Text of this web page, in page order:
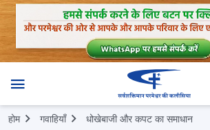
होम गवाहियाँ धोखेबाजी और कपट का समाधान